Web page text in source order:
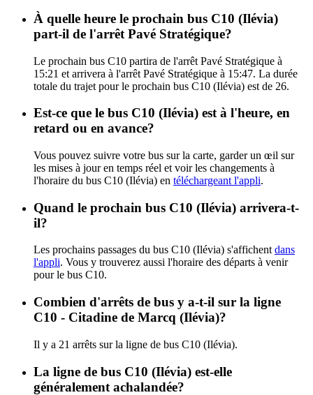
À quelle heure le prochain bus C10 (Ilévia)
part-il de l'arrêt Pavé Stratégique?
Le prochain bus C10 partira de l'arrêt Pavé Stratégique à
15:21 et arrivera à l'arrêt Pavé Stratégique à 15:47. La durée
totale du trajet pour le prochain bus C10 (Ilévia) est de 26.
Est-ce que le bus C10 (Ilévia) est à l'heure, en
retard ou en avance?
Vous pouvez suivre votre bus sur la carte, garder un œil sur
les mises à jour en temps réel et voir les changements à
l'horaire du bus C10 (Ilévia) en téléchargeant l'appli.
Quand le prochain bus C10 (Ilévia) arrivera-t-
il?
Les prochains passages du bus C10 (Ilévia) s'affichent dans
l'appli. Vous y trouverez aussi l'horaire des départs à venir
pour le bus C10.
Combien d'arrêts de bus y a-t-il sur la ligne
C10 - Citadine de Marcq (Ilévia)?
Il y a 21 arrêts sur la ligne de bus C10 (Ilévia).
La ligne de bus C10 (Ilévia) est-elle
généralement achalandée?